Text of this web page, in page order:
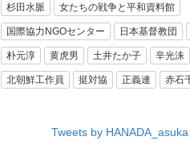
杉田水脈 女たちの戦争と平和資料館
国際協力NGOセンター 日本基督教団
朴元淳 黄虎男 土井たか子 辛光洙
北朝鮮工作員 挺対協 正義連 赤石
Tweets by HANADA_asuka